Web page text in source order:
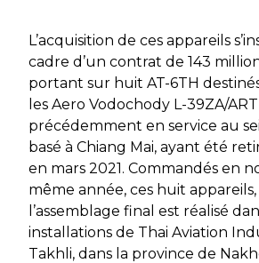
L’acquisition de ces appareils
cadre d’un contrat de 143
portant sur huit AT-6TH
les Aero Vodochody L-39ZA/
précédemment en service au
basé à Chiang Mai, ayant été
en mars 2021. Commandés en
même année, ces huit
l’assemblage final est réalisé
installations de Thai Aviation
Takhli, dans la province de